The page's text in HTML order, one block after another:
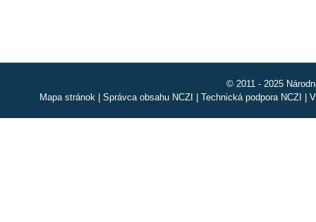
© 2011 - 2025
Mapa stránok| Správca obsahu NCZI Technická podpora NCZI